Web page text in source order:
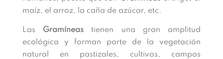
maíz, el arroz, la caña de azúcar, etc.
Las Gramíneas tienen una gran amplitud
ecológica y forman parte de la vegetación
natural en pastizales, cultivos, campos